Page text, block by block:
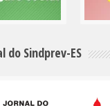
do Sindprev-ES